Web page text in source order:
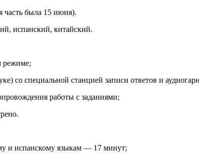
часть была 15 июня).
испанский, китайский.
режиме;
со специальной станцией записи ответов и
работы с заданиями;
и испанскому языкам — 17 минут;